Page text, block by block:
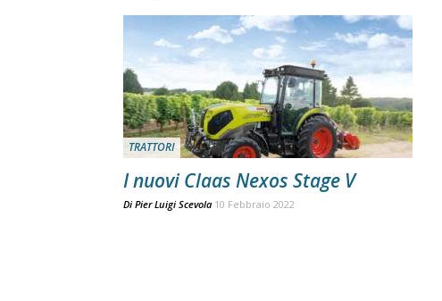
TRATTORI
I nuovi Claas Nexos Stage V
Di Pier Luigi Scevola 10 Febbraio 2022